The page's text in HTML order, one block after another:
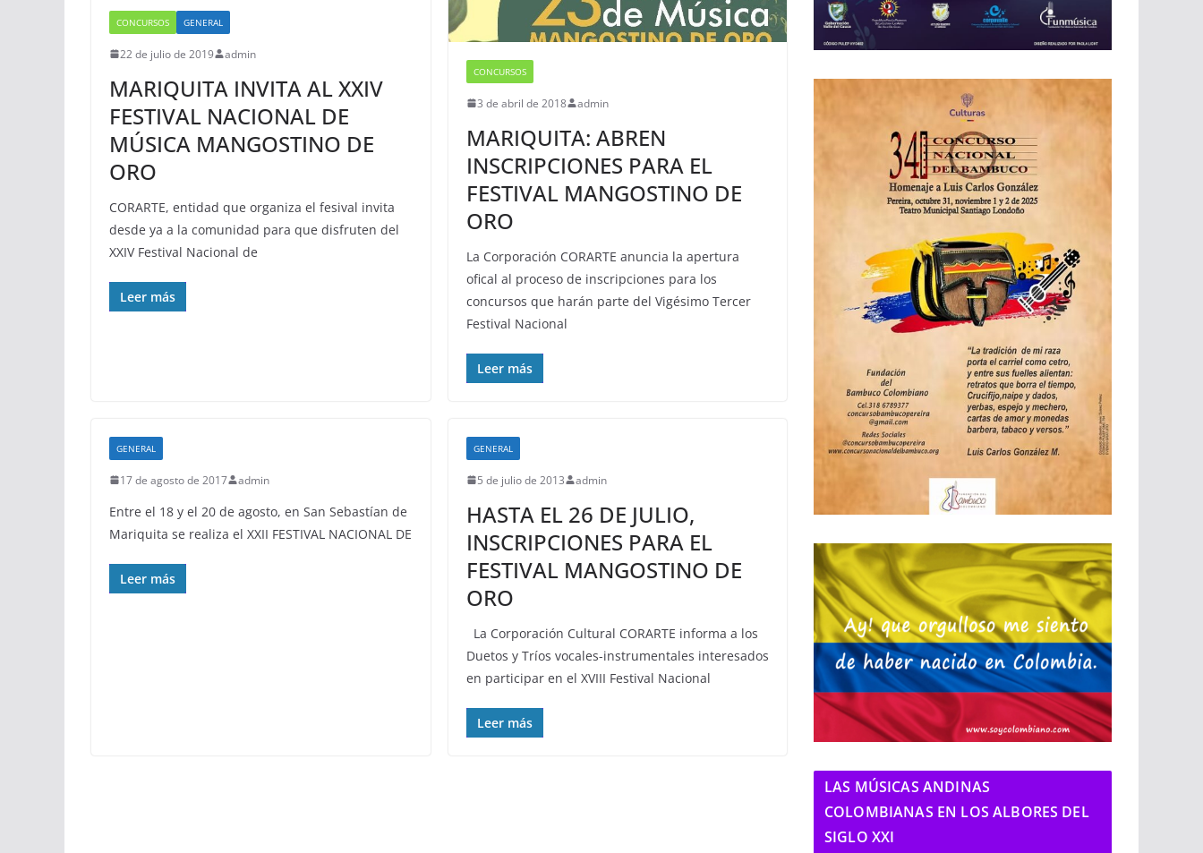
CONCURSOS GENERAL
22 de julio de 2019 admin
MARIQUITA INVITA AL XXIV
FESTIVAL NACIONAL DE
MÚSICA MANGOSTINO DE
ORO
CORARTE, entidad que organiza el fesival invita
desde ya a la comunidad para que disfruten del
XXIV Festival Nacional de
Leer más
CONCURSOS
3 de abril de 2018 admin
MARIQUITA: ABREN
INSCRIPCIONES PARA EL
FESTIVAL MANGOSTINO DE
ORO
La Corporación CORARTE anuncia la apertura
ofical al proceso de inscripciones para los
concursos que harán parte del Vigésimo Tercer
Festival Nacional
Leer más
GENERAL
17 de agosto de 2017 admin
Entre el 18 y el 20 de agosto, en San Sebastían de
Mariquita se realiza el XXII FESTIVAL NACIONAL DE
Leer más
GENERAL
5 de julio de 2013 admin
HASTA EL 26 DE JULIO,
INSCRIPCIONES PARA EL
FESTIVAL MANGOSTINO DE
ORO
La Corporación Cultural CORARTE informa a los
Duetos y Tríos vocales-instrumentales interesados
en participar en el XVIII Festival Nacional
Leer más
LAS MÚSICAS ANDINAS
COLOMBIANAS EN LOS ALBORES DEL
SIGLO XXI